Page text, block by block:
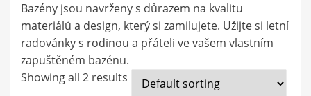
Bazény jsou navrženy s důrazem na kvalitu
materiálů a design, který si zamilujete. Užijte si letní
radovánky s rodinou a přáteli ve vašem vlastním
zapuštěném bazénu.
Showing all 2 results